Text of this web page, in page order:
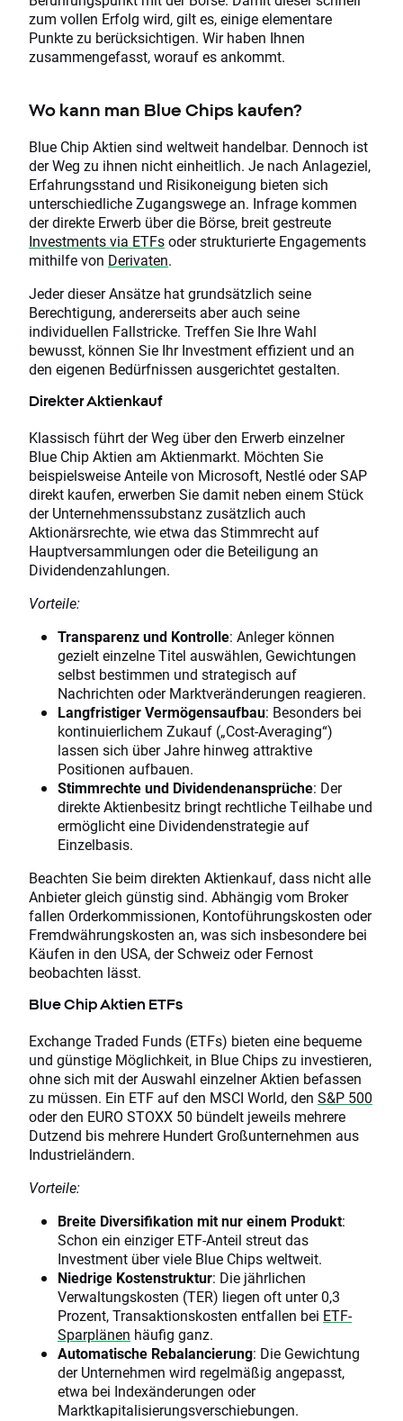
zum vollen Erfolg wird, gilt es, einige elementare
Punkte zu berücksichtigen. Wir haben Ihnen
zusammengefasst, worauf es ankommt.
Wo kann man Blue Chips kaufen?
Blue Chip Aktien sind weltweit handelbar. Dennoch ist
der Weg zu ihnen nicht einheitlich. Je nach Anlageziel,
Erfahrungsstand und Risikoneigung bieten sich
unterschiedliche Zugangswege an. Infrage kommen
der direkte Erwerb über die Börse, breit gestreute
Investments via ETFsoder strukturierte Engagements
mithilfe von Derivaten.
Jeder dieser Ansätze hat grundsätzlich seine
Berechtigung, andererseits aber auch seine
individuellen Fallstricke. Treffen Sie Ihre Wahl
bewusst, können Sie Ihr Investment effizient und an
den eigenen Bedürfnissen ausgerichtet gestalten.
Direkter Aktienkauf
Klassisch führt der Weg über den Erwerb einzelner
Blue Chip Aktien am Aktienmarkt. Möchten Sie
beispielsweise Anteile von Microsoft, Nestlé oder SAP
direkt kaufen, erwerben Sie damit neben einem Stück
der Unternehmenssubstanz zusätzlich auch
Aktionärsrechte, wie etwa das Stimmrecht auf
Hauptversammlungen oder die Beteiligung an
Dividendenzahlungen.
Vorteile:
Transparenz und Kontrolle: Anleger können
gezielt einzelne Titel auswählen, Gewichtungen
selbst bestimmen und strategisch auf
Nachrichten oder Marktveränderungen reagieren.
Langfristiger Vermögensaufbau: Besonders bei
kontinuierlichem Zukauf („Cost-Averaging“)
lassen sich über Jahre hinweg attraktive
Positionen aufbauen.
Stimmrechte und Dividendenansprüche: Der
direkte Aktienbesitz bringt rechtliche Teilhabe und
ermöglicht eine Dividendenstrategie auf
Einzelbasis.
Beachten Sie beim direkten Aktienkauf, dass nicht alle
Anbieter gleich günstig sind. Abhängig vom Broker
fallen Orderkommissionen, Kontoführungskosten oder
Fremdwährungskosten an, was sich insbesondere bei
Käufen in den USA, der Schweiz oder Fernost
beobachten lässt.
Blue Chip Aktien ETFs
Exchange Traded Funds (ETFs) bieten eine bequeme
und günstige Möglichkeit, in Blue Chips zu investieren,
ohne sich mit der Auswahl einzelner Aktien befassen
zu müssen. Ein ETF auf den MSCI World, den S&P 500
oder den EURO STOXX 50 bündelt jeweils mehrere
Dutzend bis mehrere Hundert Großunternehmen aus
Industrieländern.
Vorteile:
Breite Diversifikation mit nur einem Produkt:
Schon ein einziger ETF-Anteil streut das
Investment über viele Blue Chips weltweit.
Niedrige Kostenstruktur: Die jährlichen
Verwaltungskosten (TER) liegen oft unter 0,3
Prozent, Transaktionskosten entfallen bei ETF-
Sparplänen häufig ganz.
Automatische Rebalancierung: Die Gewichtung
der Unternehmen wird regelmäßig angepasst,
etwa bei Indexänderungen oder
Marktkapitalisierungsverschiebungen.